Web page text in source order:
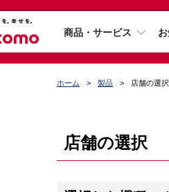
商品・サービス
ホーム 製品 店舗の選択
店舗の選択